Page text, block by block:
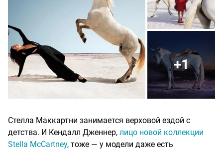
+1
Стелла Маккартни занимается верховой ездой с
детства. И Кендалл Дженнер, лицо новой коллекции
Stella McCartney, тоже — у модели даже есть